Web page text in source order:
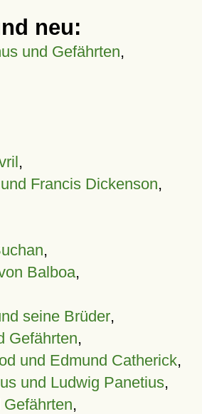
neu:
und Gefährten,
,
Francis Dickenson,
,
Balboa,
seine Brüder,
Gefährten,
und Edmund Catherick,
und Ludwig Panetius,
,